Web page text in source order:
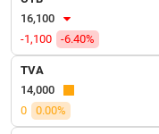
16,100
-1,100
-6.40%
TVA
14,000
0
0.00%
VỤ
TRUYỀN
THÔNG